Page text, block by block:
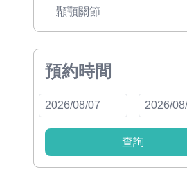
顳顎關節
預約時間
查詢